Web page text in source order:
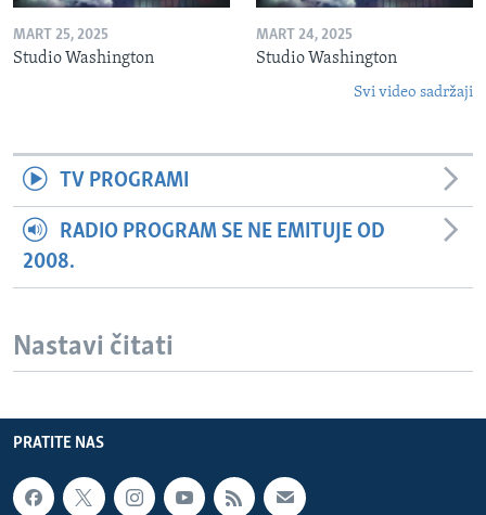
MART 25, 2025
Studio Washington
MART 24, 2025
Studio Washington
Svi video sadržaji
TV PROGRAMI
RADIO PROGRAM SE NE EMITUJE OD
2008.
Nastavi čitati
PRATITE NAS